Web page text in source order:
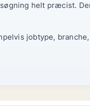
helt præcist.
jobtype,